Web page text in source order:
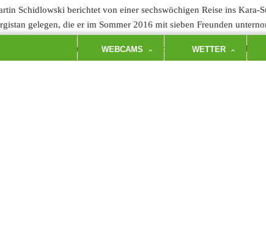
Schidlowski berichtet von einer sechswöchigen Reise ins Kara-
gelegen, die er im Sommer 2016 mit sieben Freunden
einer Reihe von Klettertouren an den bis zu 1.000 Meter
Nordostwand des 5.509 Meter hohen Pik Piramidalny.
WEBCAMS WETTER